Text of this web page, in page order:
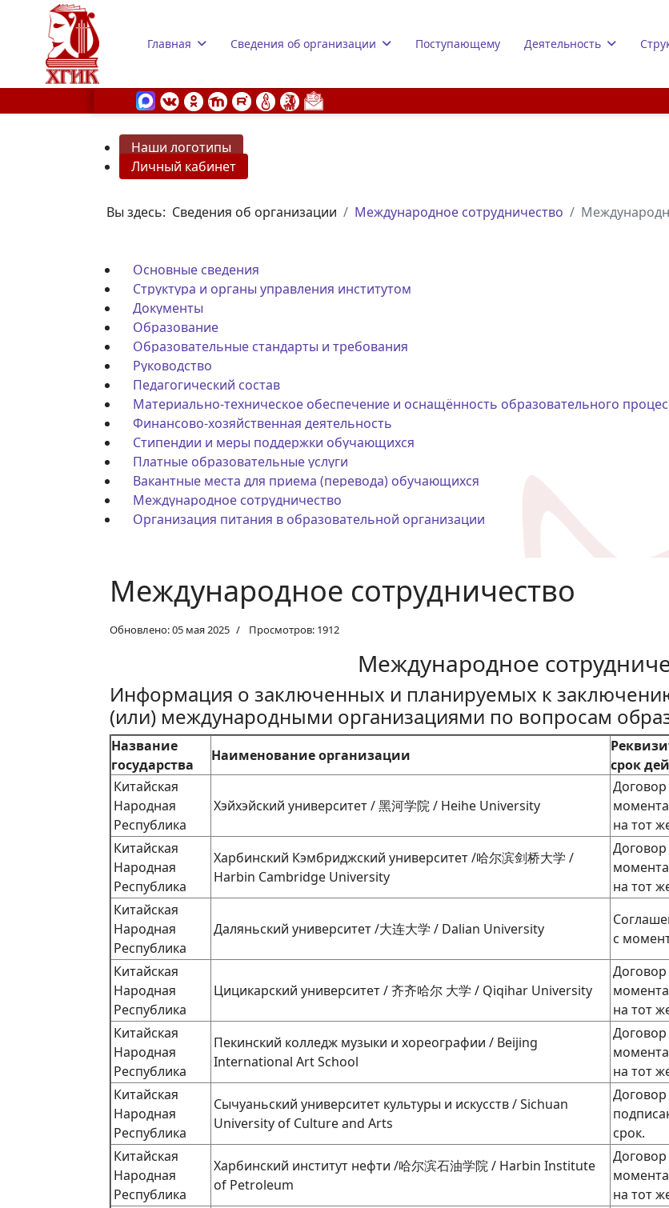
Главная Сведения об организации Поступающему Деятельность
Наши логотипы
Личный кабинет
Вы здесь: Сведения об организации Международное сотрудничество
Основные сведения
Структура и органы управления институтом
Документы
Образование
Образовательные стандарты и требования
Руководство
Педагогический состав
Материально-техническое обеспечение и оснащённость образовательного
Финансово-хозяйственная деятельность
Стипендии и меры поддержки обучающихся
Платные образовательные услуги
Вакантные места для приема (перевода) обучающихся
Международное сотрудничество
Организация питания в образовательной организации
Международное сотрудничество
Обновлено: 05 мая 2025 Просмотров: 1912
Международное
Информация о заключенных и планируемых к
(или) международными организациями по вопросам
Название
государства
Наименование организации
срок
Китайская
Народная
Республика
Хэйхэйский университет / 黑河学院 / Heihe University
Договор
на тот
Китайская
Народная
Республика
Харбинский Кэмбриджский университет /哈尔滨剑桥大学 /
Harbin Cambridge University
Договор
на тот
Китайская
Народная
Республика
Даляньский университет /大连大学 / Dalian University
с
Китайская
Народная
Республика
Цицикарский университет / 齐齐哈尔 大学 / Qiqihar University
Договор
на тот
Китайская
Народная
Республика
Пекинский колледж музыки и хореографии / Beijing
International Art School
Договор
на тот
Китайская
Народная
Республика
Сычуаньский университет культуры и искусств / Sichuan
University of Culture and Arts
Договор
срок.
Китайская
Народная
Республика
Харбинский институт нефти /哈尔滨石油学院 / Harbin Institute
of Petroleum
Договор
на тот